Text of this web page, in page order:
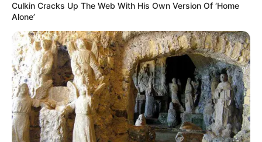
Culkin Cracks Up The Web With His Own Version Of ‘Home
Alone’